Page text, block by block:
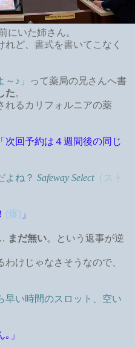
にいた姉さん。
ど、書式を書いてこなく
♪」
って薬局の兄さんへ書
た。
れるカリフォルニアの薬
「次回予約は４週間後の同じ
よね？ Safeway Select（スト
(爆) 」
まだ無い。という返事が逆
けじゃなさそうなので、
早い時間のスロット、空い
」